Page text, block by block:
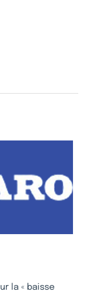
la « baisse